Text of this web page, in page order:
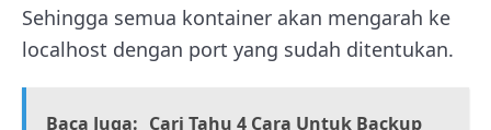
Sehingga semua kontainer akan mengarah ke
localhost dengan port yang sudah ditentukan.
Baca Juga: Cari Tahu 4 Cara Untuk Backup